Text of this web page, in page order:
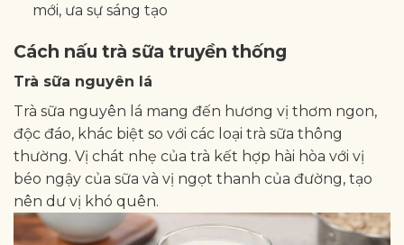
mới, ưa sự sáng tạo
Cách nấu trà sữa truyền thống
Trà sữa nguyên lá
Trà sữa nguyên lá mang đến hương vị thơm ngon,
độc đáo, khác biệt so với các loại trà sữa thông
thường. Vị chát nhẹ của trà kết hợp hài hòa với vị
béo ngậy của sữa và vị ngọt thanh của đường, tạo
nên dư vị khó quên.